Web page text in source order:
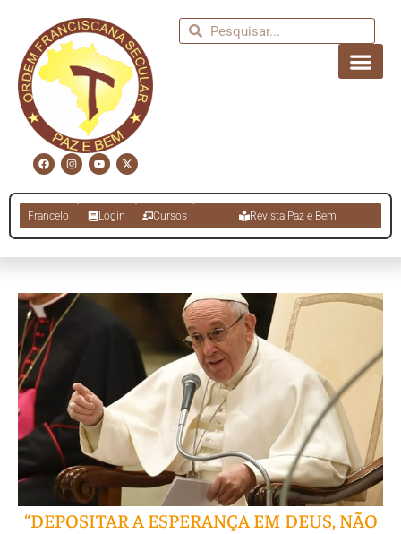
Francelo Login Cursos Revista Paz e Bem
“DEPOSITAR A ESPERANÇA EM DEUS, NÃO